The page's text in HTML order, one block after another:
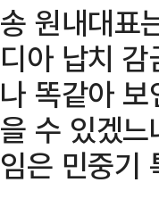
송 원내대표
디아 납치
나 똑같아
을 수 있겠
임은 민중기